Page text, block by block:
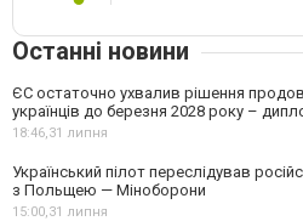
Останні новини
ЄС остаточно ухвалив рішення
українців до березня 2028 року –
18:46,31 липня
Український пілот переслідував
з Польщею — Міноборони
15:00,31 липня